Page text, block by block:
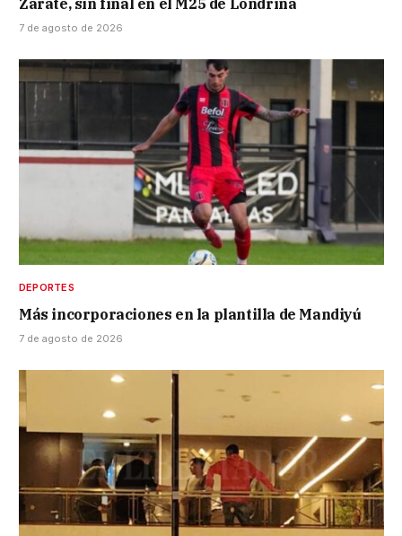
Zarate, sin final en el M25 de Londrina
7 de agosto de 2026
DEPORTES
Más incorporaciones en la plantilla de Mandiyú
7 de agosto de 2026